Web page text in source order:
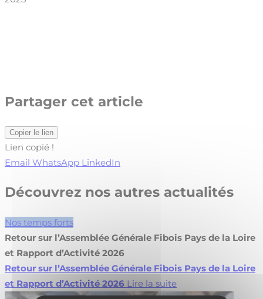
Partager cet article
Copier le lien
Lien copié !
Email WhatsApp LinkedIn
Découvrez nos autres actualités
Nos temps forts
Retour sur l’Assemblée Générale Fibois Pays de la Loire
et Rapport d’Activité 2026
Retour sur l’Assemblée Générale Fibois Pays de la Loire
et Rapport d’Activité 2026 Lire la suite